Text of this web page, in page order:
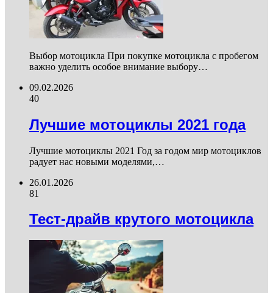
Выбор мотоцикла При покупке мотоцикла с пробегом
важно уделить особое внимание выбору…
09.02.2026
40
Лучшие мотоциклы 2021 года
Лучшие мотоциклы 2021 Год за годом мир мотоциклов
радует нас новыми моделями,…
26.01.2026
81
Тест-драйв крутого мотоцикла